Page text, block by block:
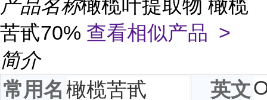
产品名称橄榄叶提取物 橄榄
苦甙70% 查看相似产品 >
简介
常用名 橄榄苦甙
英文